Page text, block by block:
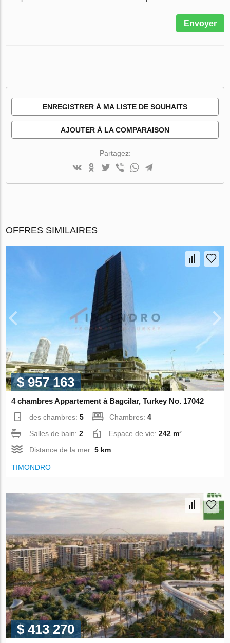
Envoyer
ENREGISTRER À MA LISTE DE SOUHAITS
AJOUTER À LA COMPARAISON
Partagez:
OFFRES SIMILAIRES
$ 957 163
4 chambres Appartement à Bagcilar, Turkey No. 17042
des chambres:5 Chambres:4
Salles de bain:2 Espace de vie:242 m²
Distance de la mer:5 km
TIMONDRO
$ 413 270